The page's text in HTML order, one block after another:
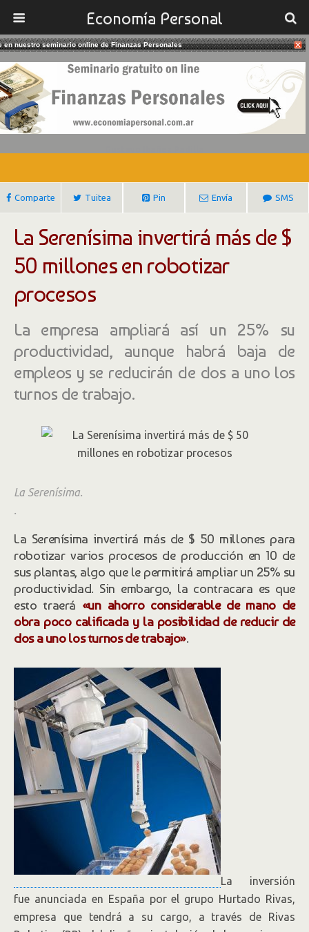
Economía Personal
16/10/2017
La Serenísima Avanza En En
Robotizar Procesos
Comparte Tuitea Pin Envía SMS
La Serenísima invertirá más de $
50 millones en robotizar
procesos
La empresa ampliará así un 25% su
productividad, aunque habrá baja de
empleos y se reducirán de dos a uno los
turnos de trabajo.
La Serenísima.
.
La Serenísima invertirá más de $ 50 millones para
robotizar varios procesos de producción en 10 de
sus plantas, algo que le permitirá ampliar un 25% su
productividad. Sin embargo, la contracara es que
esto traerá «un ahorro considerable de mano de
obra poco calificada y la posibilidad de reducir de
dos a uno los turnos de trabajo».
La inversión
fue anunciada en España por el grupo Hurtado Rivas,
empresa que tendrá a su cargo, a través de Rivas
en nuestro seminario online de Finanzas Personales